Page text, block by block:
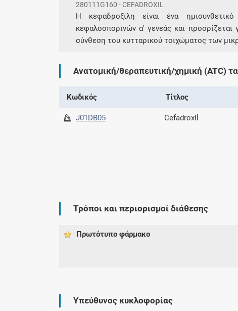
280111G160 - CEFADROXIL
Η κεφαδροξίλη είναι ένα
κεφαλοσπορινών α' γενεάς και
σύνθεση του κυτταρικού τοιχώματος των
Ανατομική/θεραπευτική/χημική (ATC)
Κωδικός Τίτλος
J01DB05 Cefadroxil
Τρόποι και περιορισμοί διάθεσης
Πρωτότυπο φάρμακo
Υπεύθυνος κυκλοφορίας